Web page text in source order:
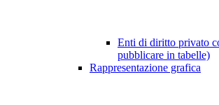
Enti di diritto privato
pubblicare in tabelle)
Rappresentazione grafica